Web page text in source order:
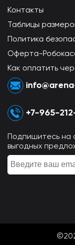
Контакты
Таблицы
Политика
Оферта-
Как оплатить
+7-965-
Подпишитесь на
выгодных